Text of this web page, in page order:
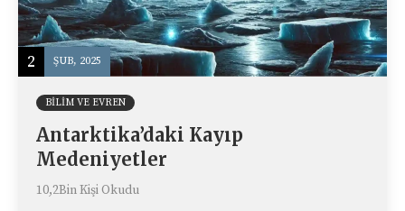
2 ŞUB, 2025
BILIM VE EVREN
Antarktika’daki Kayıp
Medeniyetler
10,2Bin Kişi Okudu